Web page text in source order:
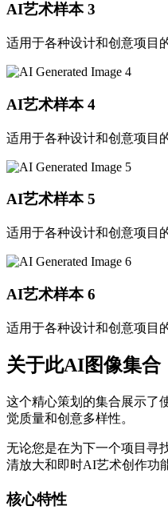
AI艺术样本 3
适用于各种设计和创意项目
AI艺术样本 4
适用于各种设计和创意项目
AI艺术样本 5
适用于各种设计和创意项目
AI艺术样本 6
适用于各种设计和创意项目
关于此AI图像集合
这个精心策划的集合展示了
觉质量和创意多样性。
无论您是在为下一个项目寻
清放大和即时AI艺术创作功
核心特性